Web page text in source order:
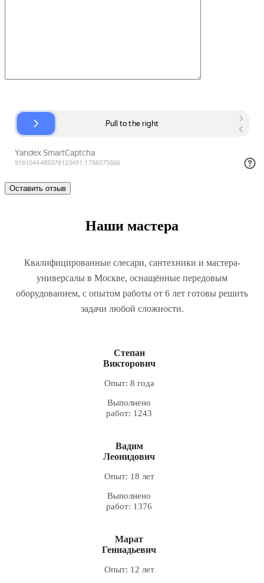
Наши мастера
Квалифицированные слесари, сантехники и мастера-
универсалы в Москве, оснащённые передовым
оборудованием, с опытом работы от 6 лет готовы решить
задачи любой сложности.
Степан
Викторович
Опыт: 8 года
Выполнено
работ: 1243
Вадим
Леонидович
Опыт: 18 лет
Выполнено
работ: 1376
Марат
Геннадьевич
Опыт: 12 лет